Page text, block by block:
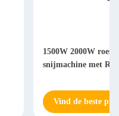
1500W 2000W
snijmachine met
Vind de beste